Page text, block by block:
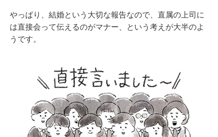
やっぱり、結婚という大切な報告なので、直属の上司に
は直接会って伝えるのがマナー、という考えが大半のよ
うです。